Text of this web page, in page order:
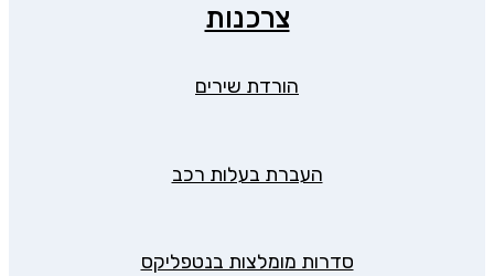
צרכנות
הורדת שירים
העברת בעלות רכב
סדרות מומלצות בנטפליקס